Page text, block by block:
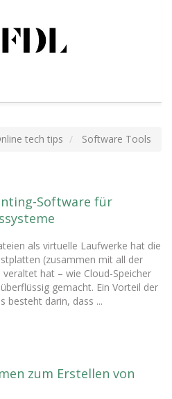
tech tips
Software Tools
Software für
als virtuelle Laufwerke hat die
(zusammen mit all der
hat – wie Cloud-Speicher
gemacht. Ein Vorteil der
besteht darin, dass ...
zum Erstellen von